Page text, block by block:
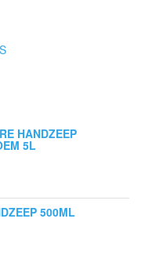
HANDZEEP
5L
500ML